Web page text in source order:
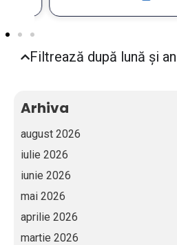
Filtrează după lună și an
Arhiva
august 2026
iulie 2026
iunie 2026
mai 2026
aprilie 2026
martie 2026